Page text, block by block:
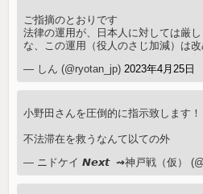
ご指摘のとおりです
法律の運用が、日本人に対しては厳
な、この運用（役人のさじ加減）は改
— しん (@ryotan_jp) 2023年4月25日
小野田さんを圧倒的に指示致します！
不法滞在を救うなんて以ての外
— ニドケイ 𝙉𝙚𝙭𝙩 ︎ ⇝神戸戦（仮）